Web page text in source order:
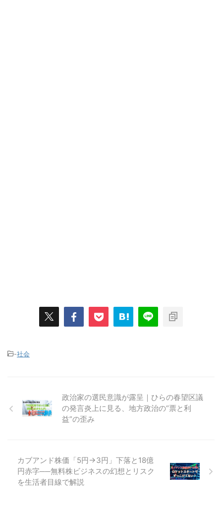
-社会
政治家の選民意識が露呈｜ひらの春望区議
の発言炎上に見る、地方政治の“票と利
益”の歪み
カブアンド株価「5円→3円」下落と18億
円赤字──無料株ビジネスの幻想とリスク
を生活者目線で解説